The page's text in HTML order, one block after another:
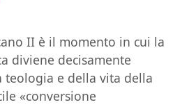
II è il momento in cui la
diviene decisamente
teologia e della vita della
«conversione